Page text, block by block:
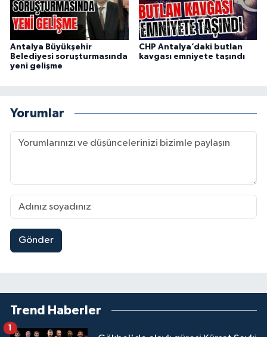
Antalya Büyükşehir
Belediyesi soruşturmasında
yeni gelişme
CHP Antalya’daki butlan
kavgası emniyete taşındı
Yorumlar
Gönder
Trend Haberler
1